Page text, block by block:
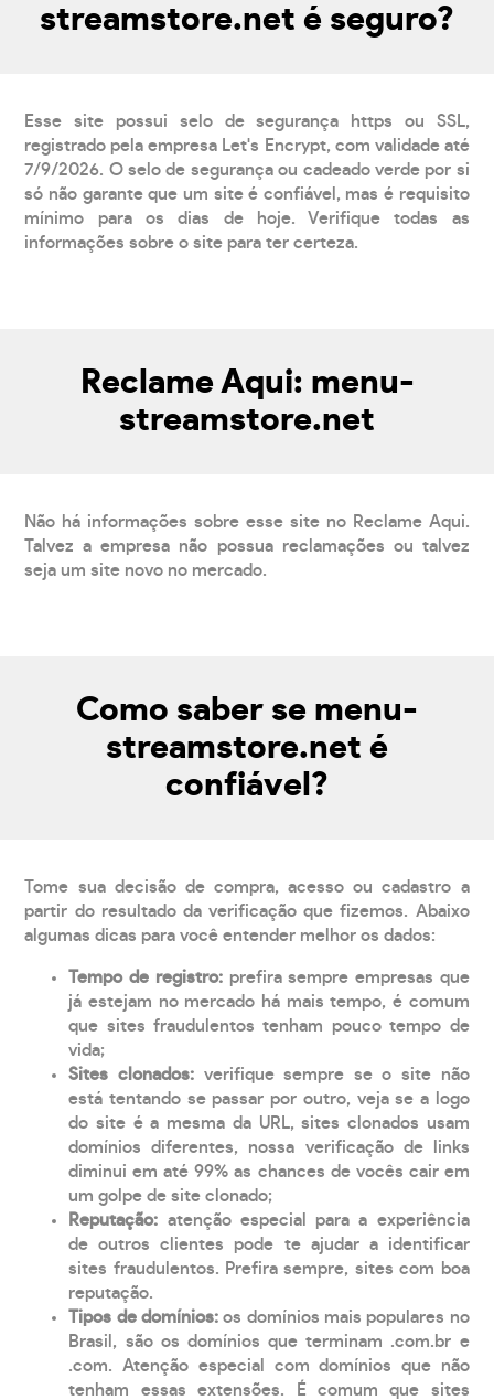
streamstore.net é seguro?
Esse site possui selo de segurança https ou SSL,
registrado pela empresa Let's Encrypt, com validade até
7/9/2026. O selo de segurança ou cadeado verde por si
só não garante que um site é confiável, mas é requisito
mínimo para os dias de hoje. Verifique todas as
informações sobre o site para ter certeza.
Reclame Aqui: menu-
streamstore.net
Não há informações sobre esse site no Reclame Aqui.
Talvez a empresa não possua reclamações ou talvez
seja um site novo no mercado.
Como saber se menu-
streamstore.net é
confiável?
Tome sua decisão de compra, acesso ou cadastro a
partir do resultado da verificação que fizemos. Abaixo
algumas dicas para você entender melhor os dados:
Tempo de registro: prefira sempre empresas que
já estejam no mercado há mais tempo, é comum
que sites fraudulentos tenham pouco tempo de
vida;
Sites clonados: verifique sempre se o site não
está tentando se passar por outro, veja se a logo
do site é a mesma da URL, sites clonados usam
domínios diferentes, nossa verificação de links
diminui em até 99% as chances de vocês cair em
um golpe de site clonado;
Reputação: atenção especial para a experiência
de outros clientes pode te ajudar a identificar
sites fraudulentos. Prefira sempre, sites com boa
reputação.
Tipos de domínios:os domínios mais populares no
Brasil, são os domínios que terminam .com.br e
.com. Atenção especial com domínios que não
tenham essas extensões. É comum que sites